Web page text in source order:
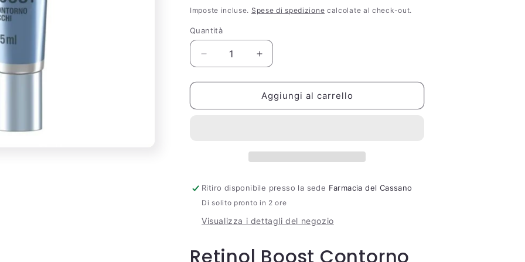
di
listino
scontato
Imposte incluse. Spese di spedizione calcolate al check-out.
Quantità
Quantità
Diminuisci
quantità
per
Boost
Aumenta
quantità
per
Retinol
Boost
Aggiungi al carrello
Ritiro disponibile presso la sede Farmacia del Cassano
Di solito pronto in 2 ore
Visualizza i dettagli del negozio
Retinol Boost Contorno